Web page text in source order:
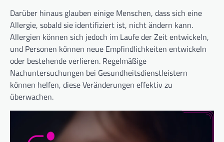
Darüber hinaus glauben einige Menschen, dass sich eine
Allergie, sobald sie identifiziert ist, nicht ändern kann.
Allergien können sich jedoch im Laufe der Zeit entwickeln,
und Personen können neue Empfindlichkeiten entwickeln
oder bestehende verlieren. Regelmäßige
Nachuntersuchungen bei Gesundheitsdienstleistern
können helfen, diese Veränderungen effektiv zu
überwachen.